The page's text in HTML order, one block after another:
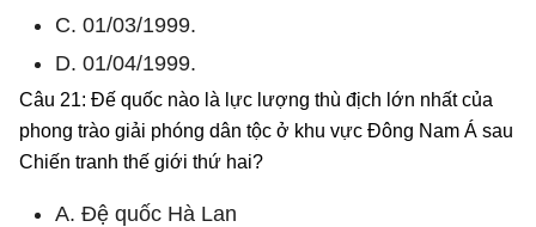
C. 01/03/1999.
D. 01/04/1999.
Câu 21: Đế quốc nào là lực lượng thù địch lớn nhất của
phong trào giải phóng dân tộc ở khu vực Đông Nam Á sau
Chiến tranh thế giới thứ hai?
A. Đệ quốc Hà Lan